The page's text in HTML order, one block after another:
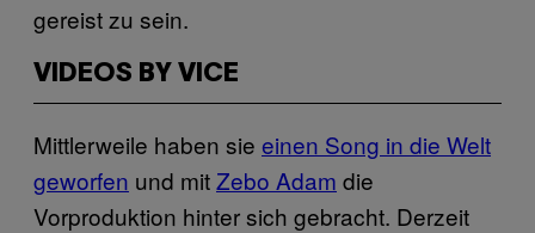
gereist zu sein.
VIDEOS BY VICE
Mittlerweile haben sie einen Song in die Welt
geworfen und mitZebo Adam die
Vorproduktion hinter sich gebracht. Derzeit